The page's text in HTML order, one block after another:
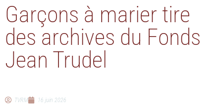
Garçons à marier tire
des archives du Fonds
Jean Trudel
TVRM 16 juin 2026